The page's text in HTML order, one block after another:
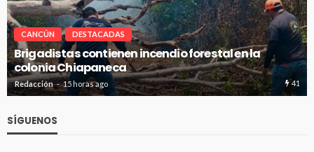
en la
41
CANCÚN DESTACADAS
Avanza en tiempo y forma la
de absorción en Cancún
Redacción 15 horas ago
SÍGUENOS